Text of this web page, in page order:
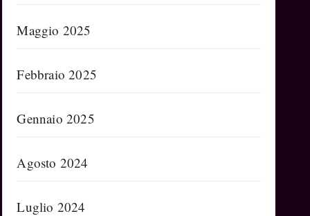
Maggio 2025
Febbraio 2025
Gennaio 2025
Agosto 2024
Luglio 2024